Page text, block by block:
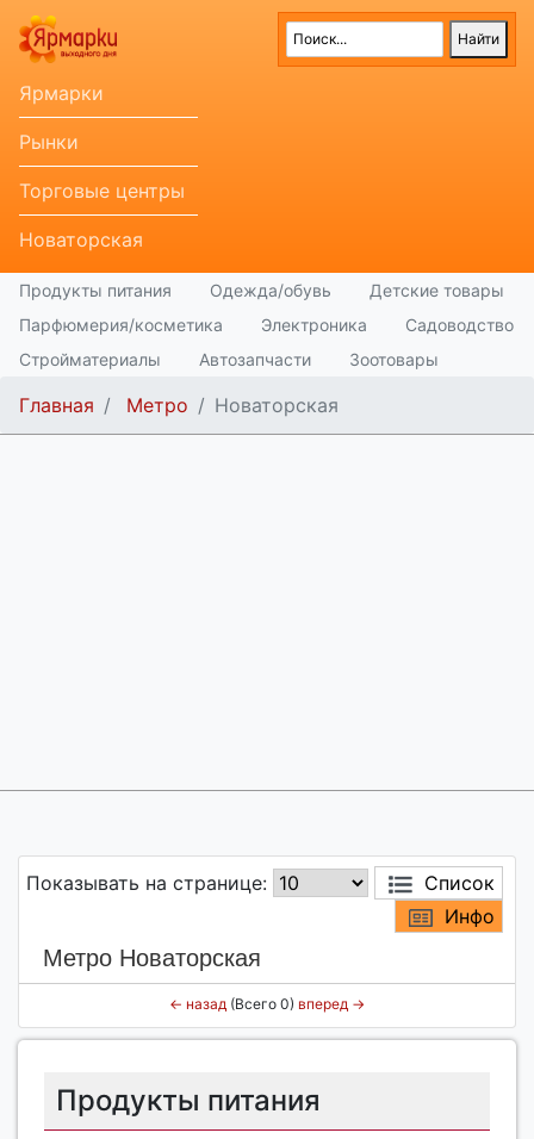
Ярмарки
Рынки
Торговые центры
Новаторская
Продукты питания Одежда/обувь
Детские товары
Парфюмерия/косметика
Электроника
Садоводство
Стройматериалы
Автозапчасти Зоотовары
Главная Метро Новаторская
Показывать на странице:
Список
Инфо
Метро Новаторская
← назад (Всего 0) вперед →
Продукты питания